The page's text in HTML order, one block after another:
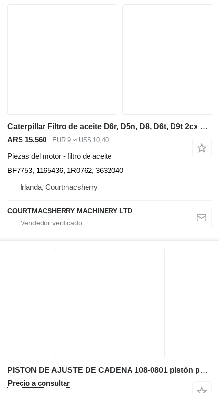
Caterpillar Filtro de aceite D6r, D5n, D8, D6t, D9t 2cx 1165436, 1r0762, 3632040 BF7753 para bulldozer
ARS 15.560 EUR 9 ≈ US$ 10,40
Piezas del motor - filtro de aceite
BF7753, 1165436, 1R0762, 3632040
Irlanda, Courtmacsherry
COURTMACSHERRY MACHINERY LTD
PISTON DE AJUSTE DE CADENA 108-0801 pistón para Caterpillar D6N XL bulldozer
Precio a consultar